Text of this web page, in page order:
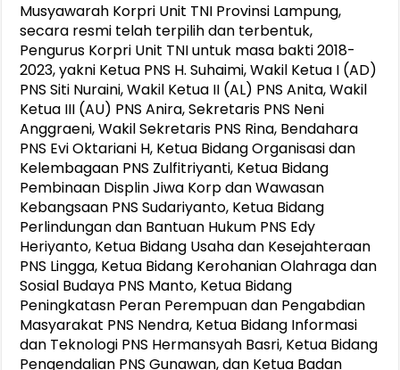
Musyawarah Korpri Unit TNI Provinsi Lampung,
secara resmi telah terpilih dan terbentuk,
Pengurus Korpri Unit TNI untuk masa bakti 2018-
2023, yakni Ketua PNS H. Suhaimi, Wakil Ketua I (AD)
PNS Siti Nuraini, Wakil Ketua II (AL) PNS Anita, Wakil
Ketua III (AU) PNS Anira, Sekretaris PNS Neni
Anggraeni, Wakil Sekretaris PNS Rina, Bendahara
PNS Evi Oktariani H, Ketua Bidang Organisasi dan
Kelembagaan PNS Zulfitriyanti, Ketua Bidang
Pembinaan Displin Jiwa Korp dan Wawasan
Kebangsaan PNS Sudariyanto, Ketua Bidang
Perlindungan dan Bantuan Hukum PNS Edy
Heriyanto, Ketua Bidang Usaha dan Kesejahteraan
PNS Lingga, Ketua Bidang Kerohanian Olahraga dan
Sosial Budaya PNS Manto, Ketua Bidang
Peningkatasn Peran Perempuan dan Pengabdian
Masyarakat PNS Nendra, Ketua Bidang Informasi
dan Teknologi PNS Hermansyah Basri, Ketua Bidang
Pengendalian PNS Gunawan, dan Ketua Badan